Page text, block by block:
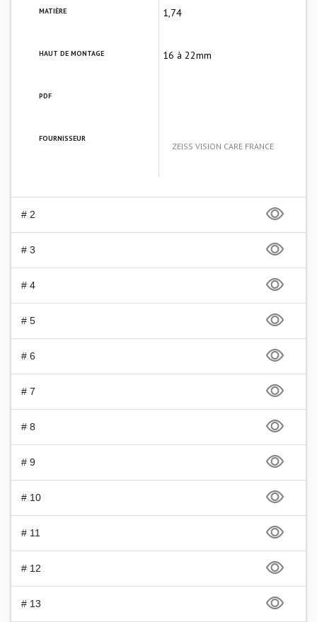
MATIÈRE 1,74
HAUT DE MONTAGE 16 à 22mm
PDF
FOURNISSEUR
ZEISS VISION CARE FRANCE
# 2
# 3
# 4
# 5
# 6
# 7
# 8
# 9
# 10
# 11
# 12
# 13